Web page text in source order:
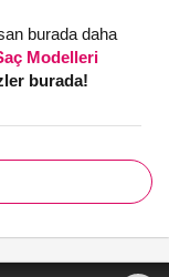
burada daha
Modelleri
burada!